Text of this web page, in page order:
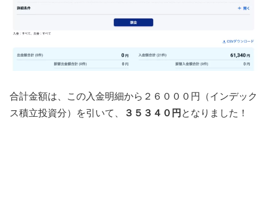
合計金額は、この入金明細から２６０００円（インデック
ス積立投資分）を引いて、
３５３４０円 となりました！